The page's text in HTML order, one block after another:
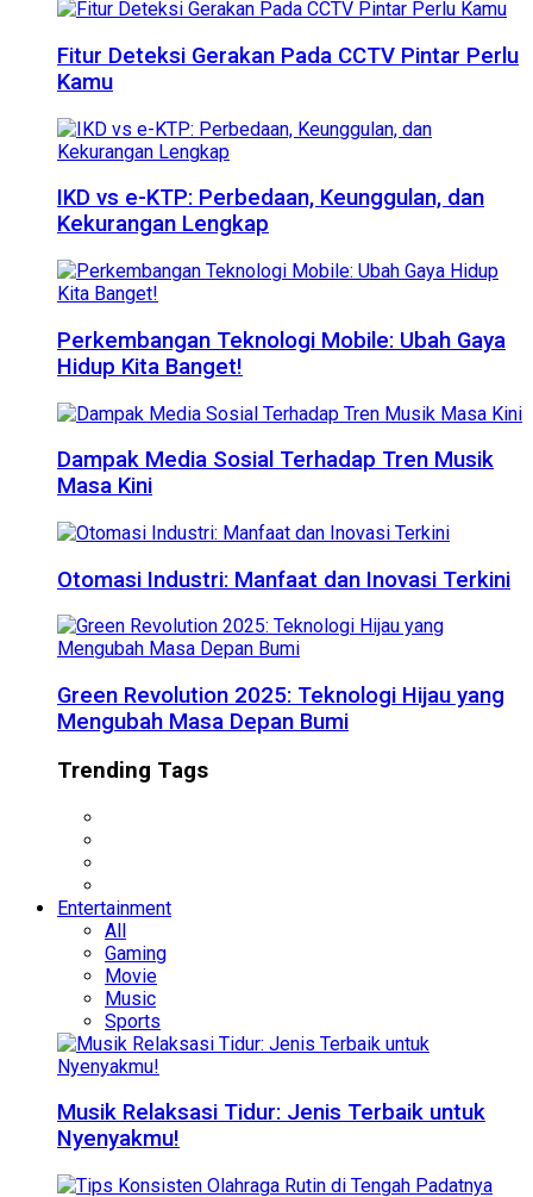
Fitur Deteksi Gerakan Pada CCTV Pintar Perlu
Kamu
IKD vs e-KTP: Perbedaan, Keunggulan, dan
Kekurangan Lengkap
Perkembangan Teknologi Mobile: Ubah Gaya
Hidup Kita Banget!
Dampak Media Sosial Terhadap Tren Musik
Masa Kini
Otomasi Industri: Manfaat dan Inovasi Terkini
Green Revolution 2025: Teknologi Hijau yang
Mengubah Masa Depan Bumi
Trending Tags
Entertainment
All
Gaming
Movie
Music
Sports
Musik Relaksasi Tidur: Jenis Terbaik untuk
Nyenyakmu!